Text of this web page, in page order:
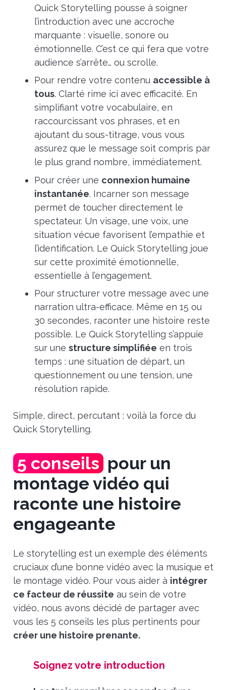
Quick Storytelling pousse à soigner
l’introduction avec une accroche
marquante : visuelle, sonore ou
émotionnelle. C’est ce qui fera que votre
audience s’arrête… ou scrolle.
Pour rendre votre contenu accessible à
tous. Clarté rime ici avec efficacité. En
simplifiant votre vocabulaire, en
raccourcissant vos phrases, et en
ajoutant du sous-titrage, vous vous
assurez que le message soit compris par
le plus grand nombre, immédiatement.
Pour créer une connexion humaine
instantanée. Incarner son message
permet de toucher directement le
spectateur. Un visage, une voix, une
situation vécue favorisent l’empathie et
l’identification. Le Quick Storytelling joue
sur cette proximité émotionnelle,
essentielle à l’engagement.
Pour structurer votre message avec une
narration ultra-efficace. Même en 15 ou
30 secondes, raconter une histoire reste
possible. Le Quick Storytelling s’appuie
sur une structure simplifiée en trois
temps : une situation de départ, un
questionnement ou une tension, une
résolution rapide.
Simple, direct, percutant : voilà la force du
Quick Storytelling.
5 conseilspour un
montage vidéo qui
raconte une histoire
engageante
Le storytelling est un exemple des éléments
cruciaux d’une bonne vidéo avec la musique et
le montage vidéo. Pour vous aider à intégrer
ce facteur de réussite au sein de votre
vidéo, nous avons décidé de partager avec
vous les 5 conseils les plus pertinents pour
créer une histoire prenante.
Soignez votre introduction